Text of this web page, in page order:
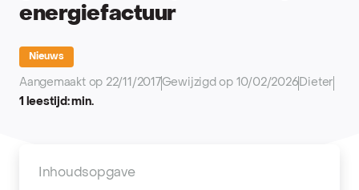
energiefactuur
Nieuws
Aangemaakt op 22/11/2017Gewijzigd op 10/02/2026 Dieter
1 leestijd: min.
Inhoudsopgave